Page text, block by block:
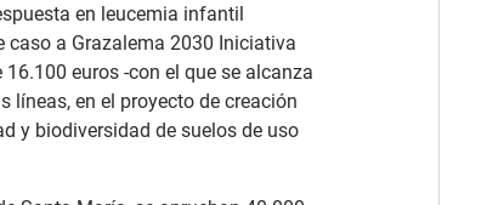
en leucemia infantil
caso a Grazalema 2030 Iniciativa
euros -con el que se alcanza
líneas, en el proyecto de creación
y biodiversidad de suelos de uso